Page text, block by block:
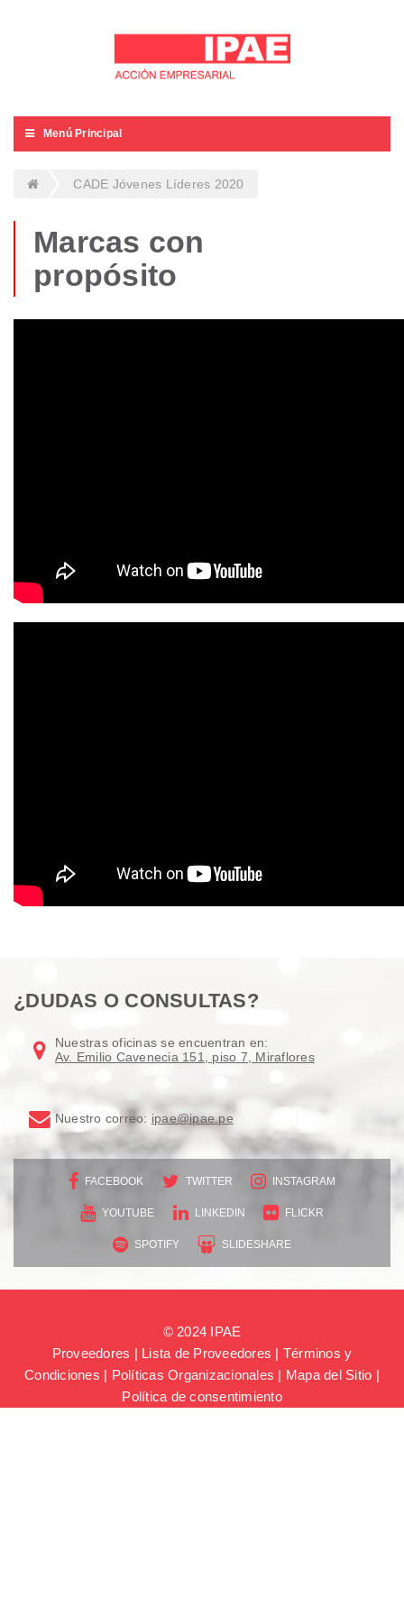
Menú Principal
CADE Jóvenes Líderes 2020
Marcas con
propósito
¿DUDAS O CONSULTAS?
Nuestras oficinas se encuentran en:
Av. Emilio Cavenecia 151, piso 7, Miraflores
Nuestro correo: ipae@ipae.pe
FACEBOOK TWITTER INSTAGRAM
YOUTUBE LINKEDIN FLICKR
SPOTIFY SLIDESHARE
© 2024 IPAE
Proveedores | Lista de Proveedores | Términos y
Condiciones | Políticas Organizacionales | Mapa del Sitio |
Política de consentimiento